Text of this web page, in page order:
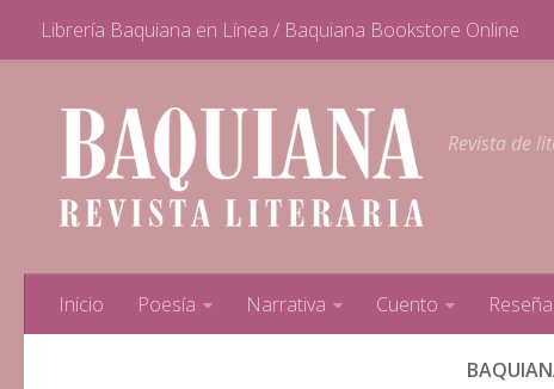
Librería Baquiana en Línea / Baquiana Bookstore Online
Revista de
Inicio Poesía Narrativa Cuento Reseña